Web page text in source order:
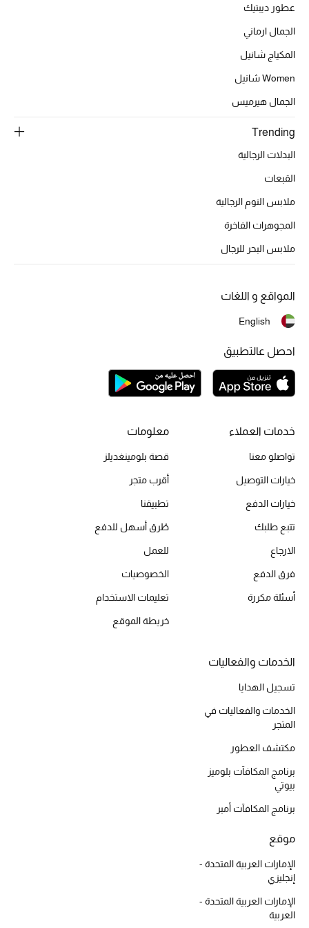
تشكيلة الأعراس
حقائب وأحذية متطابقة
هدايا للنساء
ركن الفخامة
جميع الملابس النسائية
جميع الحقائب النسائية
موضة نسائية
الموسم الجديد
الحقائب النسائية
دليل ملتزمات الحقائب
حقائب رجالية
حقائب الأطفال
الموسم الجديد
تشكيلة الأحذية
عطور ديبتيك
الجمال ارماني
المكياج شانيل
Women شانيل
الجمال هيرميس
Trending
البدلات الرجالية
القبعات
ملابس النوم الرجالية
المجوهرات الفاخرة
ملابس البحر للرجال
خدمات العملاء
تواصلو معنا
خيارات التوصيل
خيارات الدفع
تتبع طلبك
الارجاع
فرق الدفع
أسئلة مكررة
معلومات
قصة بلومينغديلز
أقرب متجر
تطبيقنا
طُرق أسهل للدفع
للعمل
الخصوصيات
تعليمات الاستخدام
خريطة الموقع
الخدمات والفعاليات
تسجيل الهدايا
الخدمات والفعاليات في
المتجر
مكتشف العطور
برنامج المكافآت بلوميز
بيوتي
برنامج المكافآت أمبر
موقع
الإمارات العربية المتحدة -
إنجليزي
الإمارات العربية المتحدة -
العربية
المواقع و اللغات
English
احصل عالتطبيق